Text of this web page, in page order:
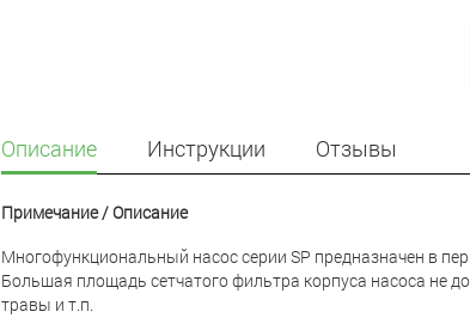
Описание Инструкции Отзывы
Примечание / Описание
Многофункциональный насос серии SP предназначен в
Большая площадь сетчатого фильтра корпуса насоса не
травы и т.п.